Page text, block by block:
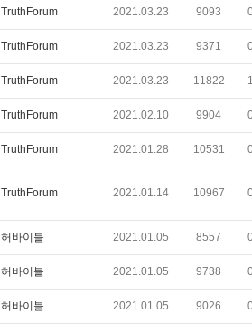
TruthForum 2021.03.23 9093
TruthForum 2021.03.23 9371
TruthForum 2021.03.23 11822
TruthForum 2021.02.10 9904
TruthForum 2021.01.28 10531
TruthForum 2021.01.14 10967
허바이블 2021.01.05 8557
허바이블 2021.01.05 9738
허바이블 2021.01.05 9026